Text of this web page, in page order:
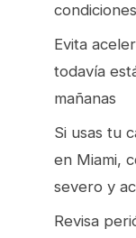
Evita
todavía
mañanas
Si usas tu
en Miami,
severo y
Revisa